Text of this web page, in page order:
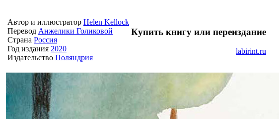
Автор и иллюстратор Helen Kellock
Перевод Анжелики Голиковой
Страна Россия
Год издания 2020
Издательство Поляндрия
Купить книгу или переиздание
labirint.ru